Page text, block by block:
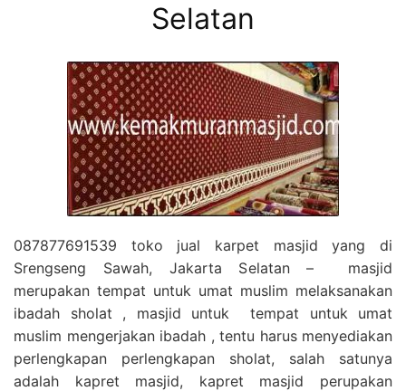
Selatan
087877691539 toko jual karpet masjid yang di
Srengseng Sawah, Jakarta Selatan – masjid
merupakan tempat untuk umat muslim melaksanakan
ibadah sholat , masjid untuk tempat untuk umat
muslim mengerjakan ibadah , tentu harus menyediakan
perlengkapan perlengkapan sholat, salah satunya
adalah kapret masjid, kapret masjid perupakan